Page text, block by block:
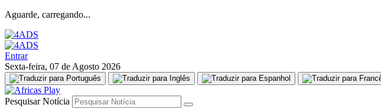
Aguarde, carregando...
Entrar
Sexta-feira, 07 de Agosto 2026
Pesquisar Notícia